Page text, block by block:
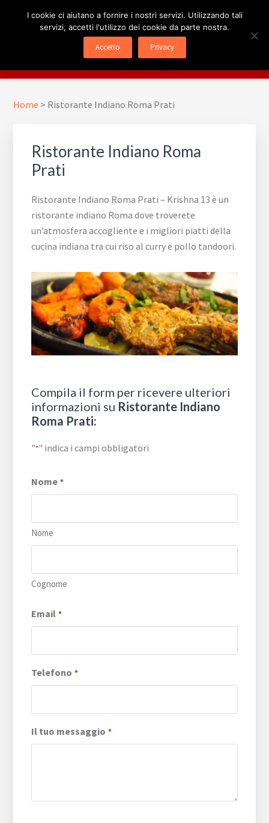
pagina
RISTORANTE INDIANO
ROMA
Menu
Home > Ristorante Indiano Roma Prati
Ristorante Indiano Roma
Prati
Ristorante Indiano Roma Prati – Krishna 13 è un
ristorante indiano Roma dove troverete
un’atmosfera accogliente e i migliori piatti della
cucina indiana tra cui riso al curry e pollo tandoori.
Compila il form per ricevere ulteriori
informazioni su Ristorante Indiano
Roma Prati:
"*" indica i campi obbligatori
Nome *
Nome
Cognome
Email *
Telefono *
Il tuo messaggio *
I cookie ci aiutano a fornire i nostri servizi. Utilizzando tali
servizi, accetti l'utilizzo dei cookie da parte nostra.
Accetto Privacy